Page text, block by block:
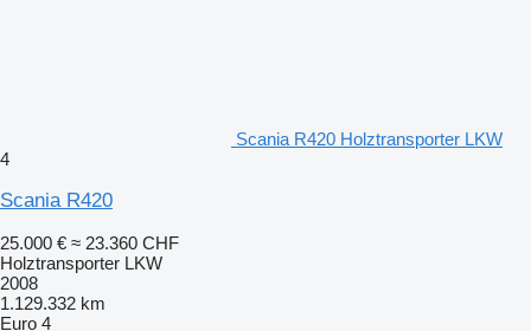
Scania R420 Holztransporter LKW
4
Scania R420
25.000 € ≈ 23.360 CHF
Holztransporter LKW
2008
1.129.332 km
Euro 4